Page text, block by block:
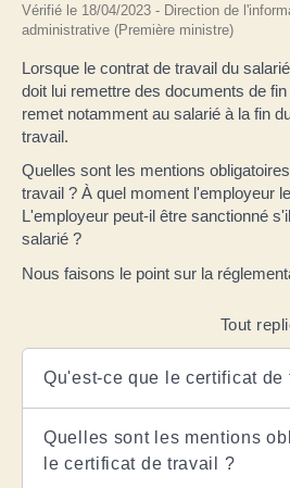
Vérifié le 18/04/2023 - Direction de
administrative (Première ministre)
Lorsque le contrat de travail du
doit lui remettre des documents de
remet notamment au salarié à la fin
travail.
Quelles sont les mentions
travail ? À quel moment l'employeur
L'employeur peut-il être sanctionné
salarié ?
Nous faisons le point sur la
Tout
Qu'est-ce que le certificat de
Quelles sont les mentions
le certificat de travail ?